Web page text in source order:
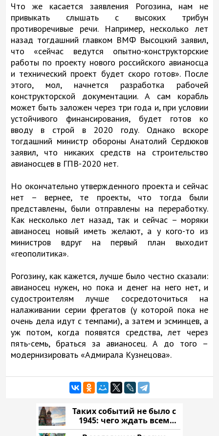
Что же касается заявления Рогозина, нам не
привыкать слышать с высоких трибун
противоречивые речи. Например, несколько лет
назад тогдашний главком ВМФ Высоцкий заявил,
что «сейчас ведутся опытно-конструкторские
работы по проекту нового российского авианосца
и технический проект будет скоро готов». После
этого, мол, начнется разработка рабочей
конструкторской документации. А сам корабль
может быть заложен через три года и, при условии
устойчивого финансирования, будет готов ко
вводу в строй в 2020 году. Однако вскоре
тогдашний министр обороны Анатолий Сердюков
заявил, что никаких средств на строительство
авианосцев в ГПВ-2020 нет.
Но окончательно утвержденного проекта и сейчас
нет – вернее, те проекты, что тогда были
представлены, были отправлены на переработку.
Как несколько лет назад, так и сейчас – моряки
авианосец новый иметь желают, а у кого-то из
министров вдруг на первый план выходит
«геополитика».
Рогозину, как кажется, лучше было честно сказали:
авианосец нужен, но пока и денег на него нет, и
судостроителям лучше сосредоточиться на
налаживании серии фрегатов (у которой пока не
очень дела идут с темпами), а затем и эсминцев, а
уж потом, когда появятся средства, лет через
пять-семь, браться за авианосец. А до того –
модернизировать «Адмирала Кузнецова».
Таких событий не было с
1945: чего ждать всем
нам?